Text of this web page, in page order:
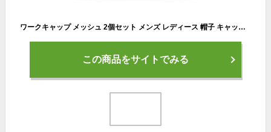
ワークキャップ メッシュ 2個セット メンズ レディース 帽子 キャップ ハンチング キャスケット おしゃれ かっこいい 浅め 速乾 吸汗 男の子 女の子 男女 黒 無地 春 夏 秋 つば ツバ 釣り テニス トレッキング 送料無料 ギフト プレゼント ポイント消化
この商品をサイトでみる